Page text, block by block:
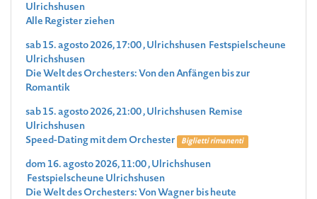
Ulrichshusen
Alle Register ziehen
sab 15. agosto 2026, 17:00 , Ulrichshusen Festspielscheune
Ulrichshusen
Die Welt des Orchesters: Von den Anfängen bis zur
Romantik
sab 15. agosto 2026, 21:00 , Ulrichshusen Remise
Ulrichshusen
Speed-Dating mit dem Orchester
Biglietti rimanenti
dom 16. agosto 2026, 11:00 , Ulrichshusen
Festspielscheune Ulrichshusen
Die Welt des Orchesters: Von Wagner bis heute